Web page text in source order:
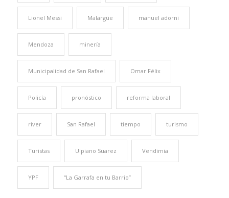
Lionel Messi Malargüe manuel adorni
Mendoza minería
Municipalidad de San Rafael Omar Félix
Policía pronóstico reforma laboral
river San Rafael tiempo turismo
Turistas Ulpiano Suarez Vendimia
YPF “La Garrafa en tu Barrio”